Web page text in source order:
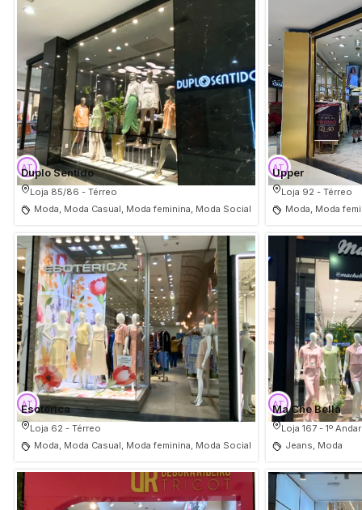
Duplo Sentido
Loja 85/86 - Térreo
Moda, Moda Casual, Moda feminina, Moda Social
Upper
Loja 92 - Térreo
Moda, Moda
Esoterica
Loja 62 - Térreo
Moda, Moda Casual, Moda feminina, Moda Social
Ma Che Bella
Loja 167 - 1º Andar
Jeans, Moda